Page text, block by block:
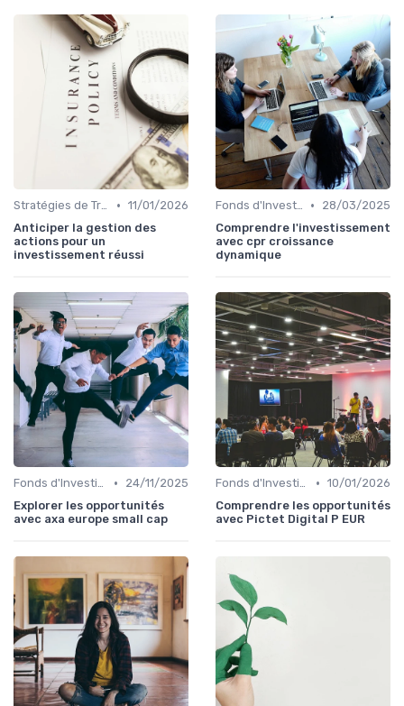
Stratégies de Trading • 11/01/2026
Anticiper la gestion des
actions pour un
investissement réussi
Fonds d'Investissement et ETF •
28/03/2025
Comprendre l'investissement
avec cpr croissance
dynamique
Fonds d'Investissement et ETF •
24/11/2025
Explorer les opportunités
avec axa europe small cap
Fonds d'Investissement et ETF • 10/01/2026
Comprendre les opportunités
avec Pictet Digital P EUR